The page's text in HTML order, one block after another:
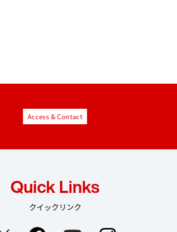
Access & Contact
Quick Links
クイックリンク